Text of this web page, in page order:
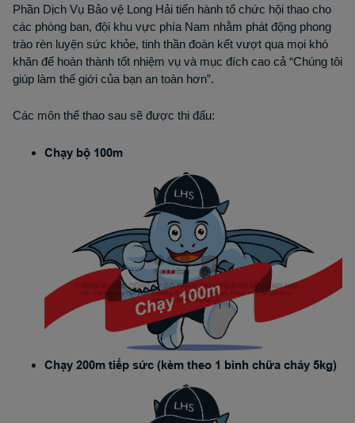
Phần Dịch Vụ Bảo vệ Long Hải tiến hành tổ chức hội thao cho
các phòng ban, đội khu vực phía Nam nhằm phát động phong
trào rèn luyện sức khỏe, tinh thần đoàn kết vượt qua mọi khó
khăn để hoàn thành tốt nhiệm vụ và mục đích cao cả “Chúng tôi
giúp làm thế giới của bạn an toàn hơn”.
Các môn thể thao sau sẽ được thi đấu:
Chạy bộ 100m
Chạy 200m tiếp sức (kèm theo 1 bình chữa cháy 5kg)